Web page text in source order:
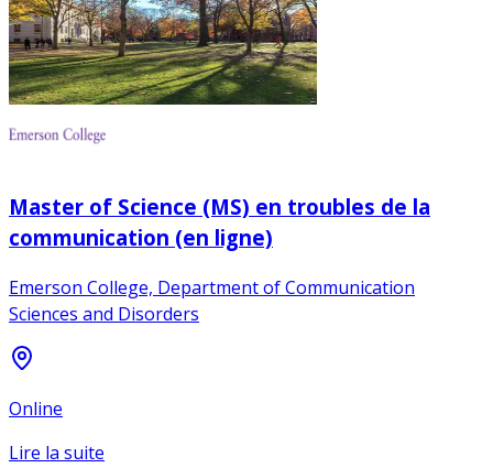
Master of Science (MS) en troubles de la
communication (en ligne)
Emerson College, Department of Communication
Sciences and Disorders
Online
Lire la suite